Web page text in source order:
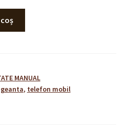
MANUAL
geanta, telefon mobil